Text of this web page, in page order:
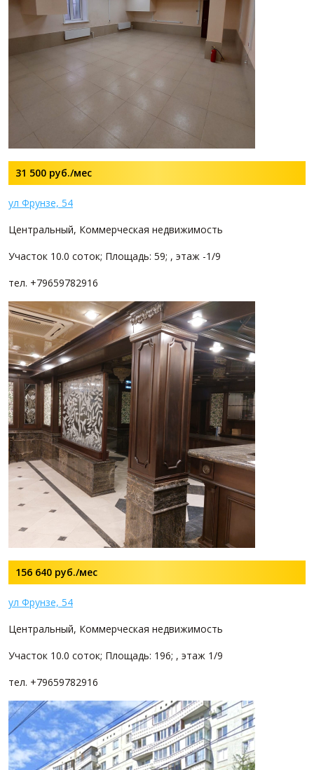
31 500 руб./мес
ул Фрунзе, 54
Центральный, Коммерческая недвижимость
Участок 10.0 соток; Площадь: 59; , этаж -1/9
тел. +79659782916
156 640 руб./мес
ул Фрунзе, 54
Центральный, Коммерческая недвижимость
Участок 10.0 соток; Площадь: 196; , этаж 1/9
тел. +79659782916